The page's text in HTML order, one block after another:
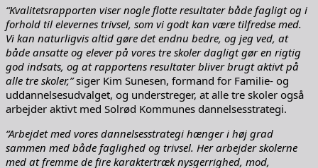
“Kvalitetsrapporten viser nogle flotte resultater både fagligt og i
forhold til elevernes trivsel, som vi godt kan være tilfredse med.
Vi kan naturligvis altid gøre det endnu bedre, og jeg ved, at
både ansatte og elever på vores tre skoler dagligt gør en rigtig
god indsats, og at rapportens resultater bliver brugt aktivt på
alle tre skoler,”siger Kim Sunesen, formand for Familie- og
uddannelsesudvalget, og understreger, at alle tre skoler også
arbejder aktivt med Solrød Kommunes dannelsesstrategi.
“Arbejdet med vores dannelsesstrategi hænger i høj grad
sammen med både faglighed og trivsel. Her arbejder skolerne
med at fremme de fire karaktertræk nysgerrighed, mod,